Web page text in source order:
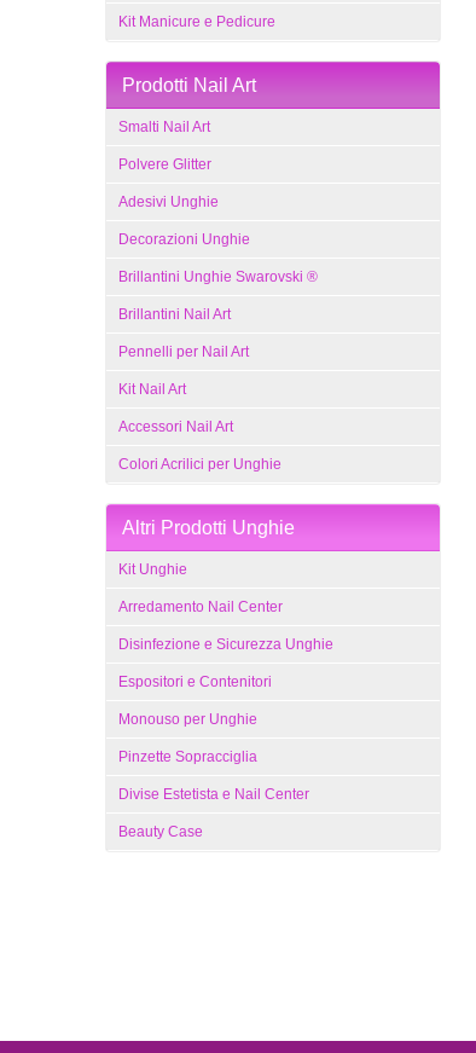
Kit Manicure e Pedicure
Prodotti Nail Art
Smalti Nail Art
Polvere Glitter
Adesivi Unghie
Decorazioni Unghie
Brillantini Unghie Swarovski ®
Brillantini Nail Art
Pennelli per Nail Art
Kit Nail Art
Accessori Nail Art
Colori Acrilici per Unghie
Altri Prodotti Unghie
Kit Unghie
Arredamento Nail Center
Disinfezione e Sicurezza Unghie
Espositori e Contenitori
Monouso per Unghie
Pinzette Sopracciglia
Divise Estetista e Nail Center
Beauty Case